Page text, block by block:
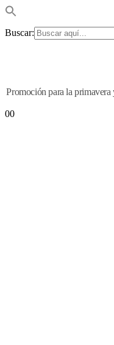
Buscar:
Promoción para la primavera
00